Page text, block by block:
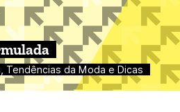
Tendências da Moda e Dicas